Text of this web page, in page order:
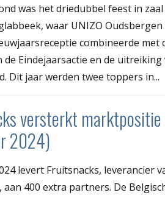
was het driedubbel feest in
waar UNIZO
combineerde met
Eindejaarsactie en de uitreiking
Dit jaar werden twee toppers in...
versterkt
2024)
levert Fruitsnacks, leverancier
400 extra partners. De